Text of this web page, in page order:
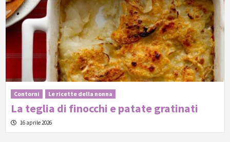
Contorni Le ricette della nonna
La teglia di finocchi e patate gratinati
16 aprile 2026